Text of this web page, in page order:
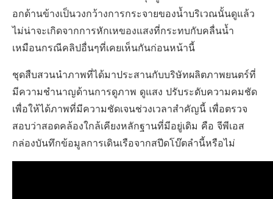
อกด้านข้างเป็นวงกว้างการกระจายของน้ำบริเวณนั้นดูแล้ว
ไม่น่าจะเกิดจากการหักเหของแสงที่กระทบกับคลื่นน้ำ
เหมือนกรณีคลิปอื่นๆที่เคยเห็นกันก่อนหน้านี้
ชุดสืบสวนนำภาพที่ได้มาประสานกับบริษัทผลิตภาพยนตร์ที่
มีความชำนาญด้านการดูภาพ ดูแสง ปรับระดับความคมชัด
เพื่อให้ได้ภาพที่มีความชัดเจนช่วงเวลาสำคัญนี้ เพื่อตรวจ
สอบว่าสอดคล้องใกล้เคียงหลักฐานที่มีอยู่เดิม คือ จีพีเอส
กล่องบันทึกข้อมูลการเดินเรือจากสปีดโบ๊ตลำนี้หรือไม่